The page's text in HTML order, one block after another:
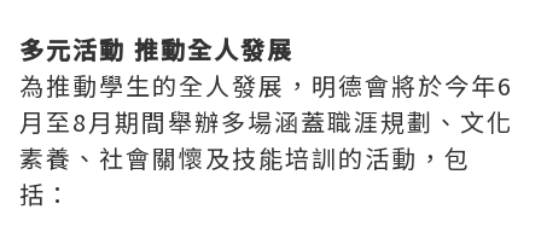
多元活動 推動全人發展
為推動學生的全人發展，明德會將於今年6
月至8月期間舉辦多場涵蓋職涯規劃、文化
素養、社會關懷及技能培訓的活動，包
括：